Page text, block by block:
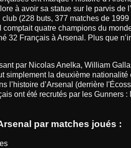
à avoir sa statue sur le parvis de
(228 buts, 377 matches de
quatre champions du
32 Français à Arsenal. Plus que
par Nicolas Anelka, William
simplement la deuxième nationalité
l’histoire d’Arsenal (derrière
ont été recrutés par les Gunners :
par matches joués :